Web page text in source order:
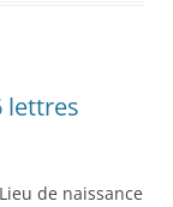
lettres
de naissance